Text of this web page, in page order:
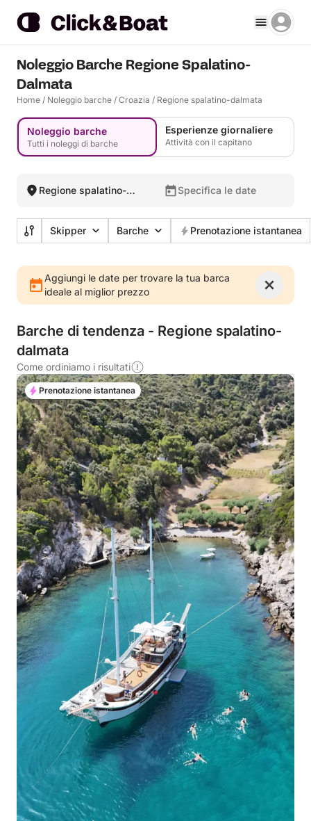
Noleggio Barche Regione Spalatino-
Dalmata
Home / Noleggio barche / Croazia / Regione spalatino-dalmata
Noleggio barche
Tutti i noleggi di barche
Esperienze giornaliere
Attività con il capitano
Regione spalatino-
Specifica le date
Skipper Barche Prenotazione istantanea
Aggiungi le date per trovare la tua barca
ideale al miglior prezzo
Barche di tendenza - Regione spalatino-
dalmata
Come ordiniamo i risultati
Prenotazione istantanea